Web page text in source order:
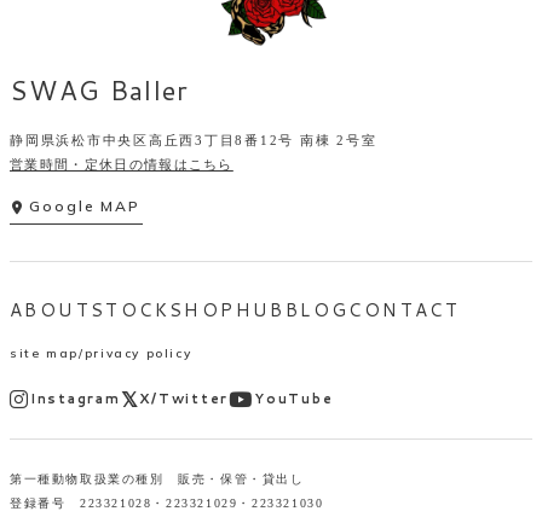
SWAG Baller
静岡県浜松市中央区高丘西3丁目8番12号 南棟 2号室
営業時間・定休日の情報はこちら
Google MAP
ABOUTSTOCKSHOP HUB BLOGCONTACT
site map privacy policy
Instagram X/Twitter YouTube
第一種動物取扱業の種別 販売・保管・貸出し
登録番号 223321028・223321029・223321030